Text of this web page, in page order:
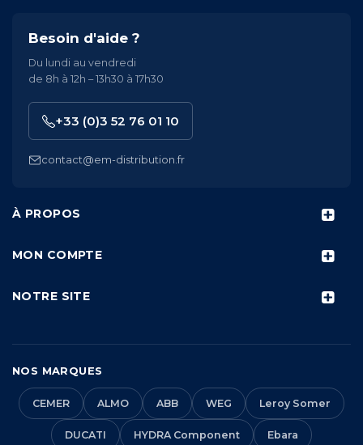
À PROPOS
MON COMPTE
NOTRE SITE
Besoin d'aide ?
Du lundi au vendredi
de 8h à 12h – 13h30 à 17h30
+33 (0)3 52 76 01 10
contact@em-distribution.fr
NOS MARQUES
CEMER ALMO ABB WEG Leroy Somer
DUCATI HYDRA Component Ebara